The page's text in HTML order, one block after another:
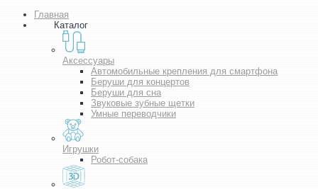
Главная
Каталог
Аксессуары
Автомобильные крепления для смартфона
Беруши для концертов
Беруши для сна
Звуковые зубные щетки
Умные переводчики
Игрушки
Робот-собака